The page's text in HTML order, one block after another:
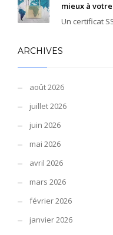
mieux à
Un certificat
ARCHIVES
août 2026
juillet 2026
juin 2026
mai 2026
avril 2026
mars 2026
février 2026
janvier 2026